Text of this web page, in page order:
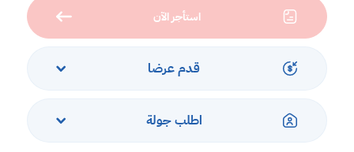
استأجر الآن
قدم عرضا
اطلب جولة
، الإيجار شامل إيوا بسقف شهري